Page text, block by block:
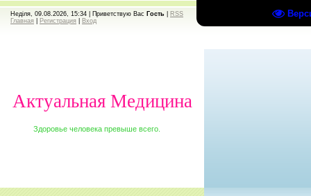
Неділя, 09.08.2026, 15:34 | Приветствую Вас Гость
RSS
Главная
Регистрация Вход
Актуальная Медицина
Здоровье человека превыше всего.